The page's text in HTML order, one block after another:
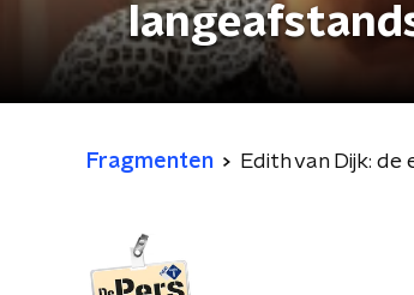
Fragmenten Edith van Dijk: